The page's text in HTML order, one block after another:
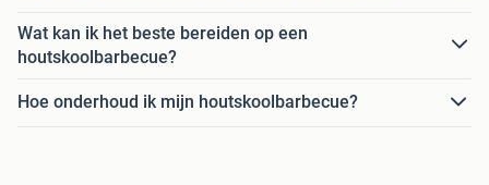
Wat kan ik het beste bereiden op een
houtskoolbarbecue?
Hoe onderhoud ik mijn houtskoolbarbecue?